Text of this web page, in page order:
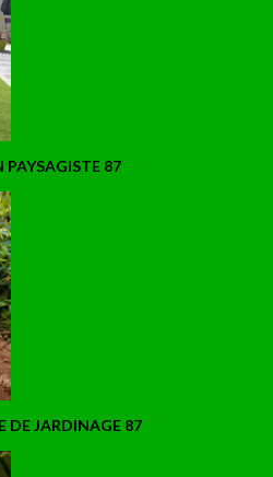
PAYSAGISTE 87
DE JARDINAGE 87